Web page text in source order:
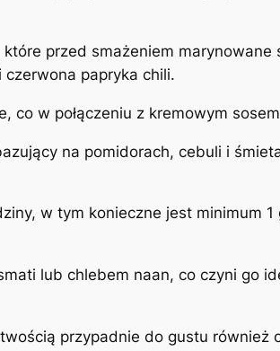
przed smażeniem
papryka chili.
co w połączeniu z kremowym
na pomidorach, cebuli i
w tym konieczne jest minimum
lub chlebem naan, co czyni go
przypadnie do gustu również